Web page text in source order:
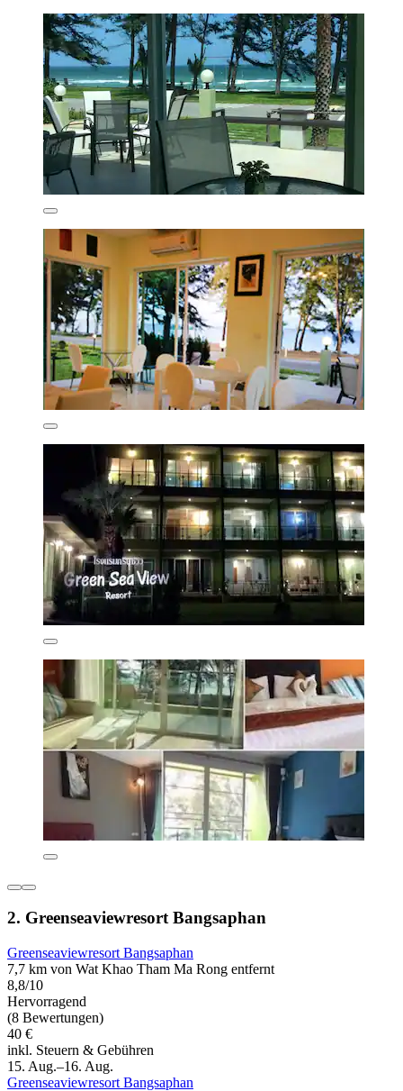
2. Greenseaviewresort Bangsaphan
Greenseaviewresort Bangsaphan
7,7 km von Wat Khao Tham Ma Rong entfernt
8,8/10
Hervorragend
(8 Bewertungen)
40 €
inkl. Steuern & Gebühren
15. Aug.–16. Aug.
Greenseaviewresort Bangsaphan